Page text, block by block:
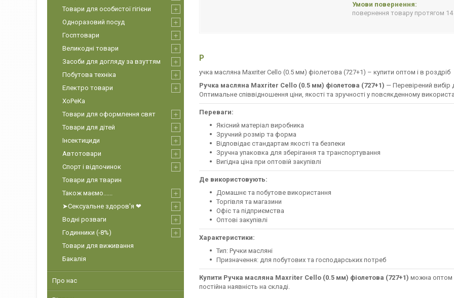
повернення товару протягом
Р
учка масляна Maxriter Cello (0.5 мм) фіолетова (727+1) – купити оптом і в роздріб
Ручка масляна Maxriter Cello (0.5 мм) фіолетова (727+1) — Перевірений
Оптимальне співвідношення ціни, якості та зручності у повсякденному
Переваги:
Якісний матеріал виробника
Зручний розмір та форма
Відповідає стандартам якості та безпеки
Зручна упаковка для зберігання та транспортування
Вигідна ціна при оптовій закупівлі
Де використовують:
Домашнє та побутове використання
Торгівля та магазини
Офіс та підприємства
Оптові закупівлі
Характеристики:
Тип: Ручки масляні
Призначення: для побутових та господарських потреб
Купити Ручка масляна Maxriter Cello (0.5 мм) фіолетова (727+1) можна оптом
постійна наявність на складі.
Товари для особистої гігієни
Одноразовий посуд
Госптовари
Великодні товари
Засоби для догляду за взуттям
Побутова техніка
Електро товари
ХоРеКа
Товари для оформлення свят
Товари для дітей
Інсектициди
Автотовари
Спорт і відпочинок
Товари для тварин
Також маємо......
➤Сексуальне здоров'я ❤
Водні розваги
Годинники (-8%)
Товари для виживання
Бакалія
Про нас